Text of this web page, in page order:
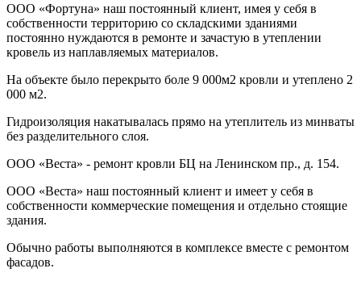
ООО «Фортуна» наш постоянный клиент, имея у себя в
собственности территорию со складскими зданиями
постоянно нуждаются в ремонте и зачастую в утеплении
кровель из наплавляемых материалов.
На объекте было перекрыто боле 9 000м2 кровли и утеплено 2
000 м2.
Гидроизоляция накатывалась прямо на утеплитель из минваты
без разделительного слоя.
ООО «Веста» - ремонт кровли БЦ на Ленинском пр., д. 154.
ООО «Веста» наш постоянный клиент и имеет у себя в
собственности коммерческие помещения и отдельно стоящие
здания.
Обычно работы выполняются в комплексе вместе с ремонтом
фасадов.